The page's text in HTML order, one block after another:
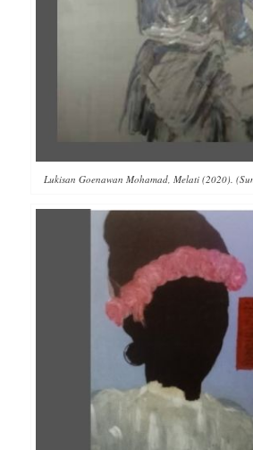
Lukisan Goenawan Mohamad, Melati (2020).